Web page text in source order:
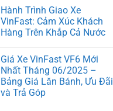
Hành Trình Giao Xe
VinFast: Cảm Xúc Khách
Hàng Trên Khắp Cả Nước
Giá Xe VinFast VF6 Mới
Nhất Tháng 06/2025 –
Bảng Giá Lăn Bánh, Ưu Đãi
và Trả Góp